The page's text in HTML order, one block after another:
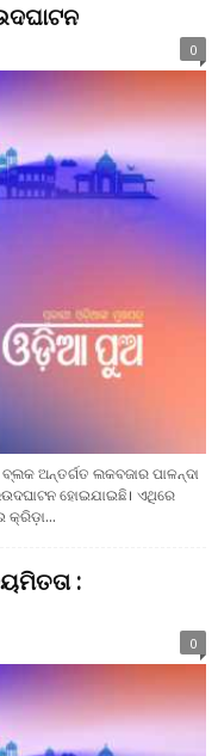
0
ଅନ୍ତର୍ଗତ ଲକବଜାର ପାଳନ୍ଦା
ହୋଇଯାଇଛି। ଏଥିରେ
କ୍ରିଡ଼ା...
:
0